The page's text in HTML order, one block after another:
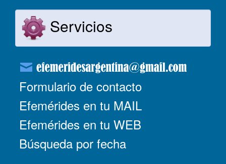
Servicios
Formulario de contacto
Efemérides en tu MAIL
Efemérides en tu WEB
Búsqueda por fecha